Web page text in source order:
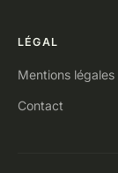
LÉGAL
Mentions légales
Contact